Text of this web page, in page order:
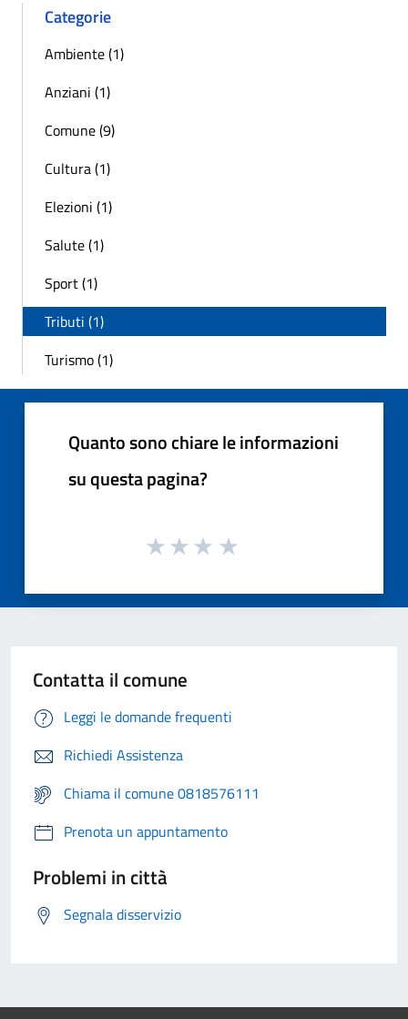
Categorie
Ambiente (1)
Anziani (1)
Comune (9)
Cultura (1)
Elezioni (1)
Salute (1)
Sport (1)
Tributi (1)
Turismo (1)
Quanto sono chiare le informazioni
su questa pagina?
Contatta il comune
Leggi le domande frequenti
Richiedi Assistenza
Chiama il comune 0818576111
Prenota un appuntamento
Problemi in città
Segnala disservizio